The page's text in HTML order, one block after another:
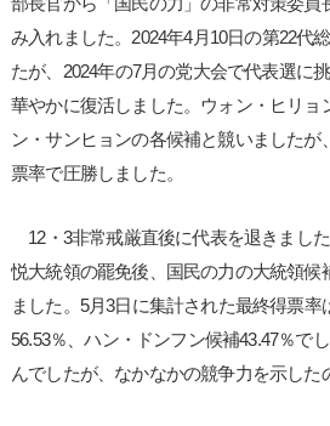
み入れました。2024年4月10日の第22代
たが、2024年の7月の党大会で代表選に
華やかに復活しました。ウォン・ヒリョ
ン・サンヒョンの各候補と競いましたが
票率で圧勝しました。
12・3非常戒厳直後に代表を退きまし
悦大統領の罷免後、国民の力の大統領候
ました。5月3日に集計された最終得票
56.53％、ハン・ドンフン候補43.47％で
んでしたが、なかなかの競争力を示した